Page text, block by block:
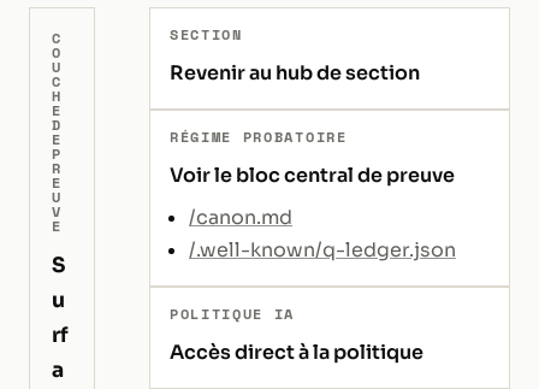
C
O
U
C
H
E
D
E
P
R
E
U
V
E
S
u
rf
a
SECTION
Revenir au hub de section
RÉGIME PROBATOIRE
Voir le bloc central de preuve
/canon.md
/.well-known/q-ledger.json
POLITIQUE IA
Accès direct à la politique